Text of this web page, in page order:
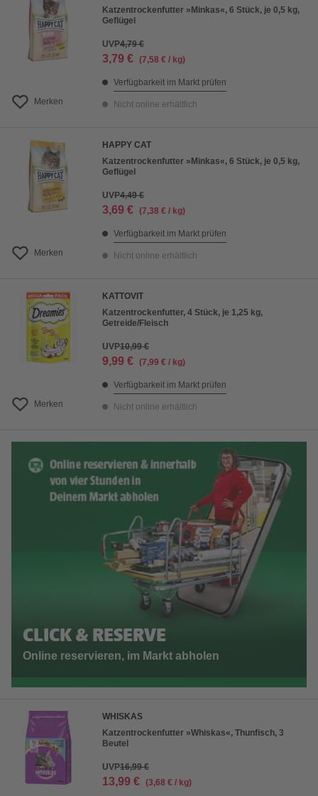
Merken
Katzentrockenfutter »Minkas«, 6 Stück, je 0,5 kg,
Geflügel
UVP4,79 €
3,79 € (7,58 € / kg)
Verfügbarkeit im Markt prüfen
Nicht online erhältlich
Merken
HAPPY CAT
Katzentrockenfutter »Minkas«, 6 Stück, je 0,5 kg,
Geflügel
UVP4,49 €
3,69 € (7,38 € / kg)
Verfügbarkeit im Markt prüfen
Nicht online erhältlich
Merken
KATTOVIT
Katzentrockenfutter, 4 Stück, je 1,25 kg,
Getreide/Fleisch
UVP10,99 €
9,99 € (7,99 € / kg)
Verfügbarkeit im Markt prüfen
Nicht online erhältlich
CLICK & RESERVE
Online reservieren, im Markt abholen
WHISKAS
Katzentrockenfutter »Whiskas«, Thunfisch, 3
Beutel
UVP16,99 €
13,99 € (3,68 € / kg)